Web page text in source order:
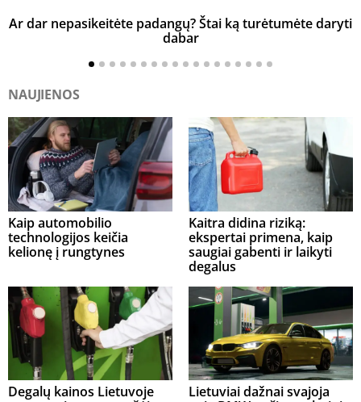
Ar dar nepasikeitėte padangų? Štai ką turėtumėte daryti
dabar
NAUJIENOS
Kaip automobilio
technologijos keičia
kelionę į rungtynes
Kaitra didina riziką:
ekspertai primena, kaip
saugiai gabenti ir laikyti
degalus
Degalų kainos Lietuvoje
Lietuviai dažnai svajoja